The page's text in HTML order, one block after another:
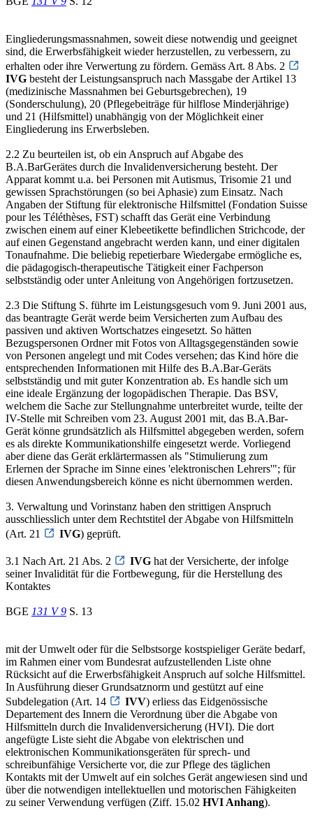
Eingliederungsmassnahmen, soweit diese notwendig und geeignet
sind, die Erwerbsfähigkeit wieder herzustellen, zu verbessern, zu
erhalten oder ihre Verwertung zu fördern. Gemäss Art. 8 Abs. 2
IVG besteht der Leistungsanspruch nach Massgabe der Artikel 13
(medizinische Massnahmen bei Geburtsgebrechen), 19
(Sonderschulung), 20 (Pflegebeiträge für hilflose Minderjährige)
und 21 (Hilfsmittel) unabhängig von der Möglichkeit einer
Eingliederung ins Erwerbsleben.
2.2 Zu beurteilen ist, ob ein Anspruch auf Abgabe des
B.A.BarGerätes durch die Invalidenversicherung besteht. Der
Apparat kommt u.a. bei Personen mit Autismus, Trisomie 21 und
gewissen Sprachstörungen (so bei Aphasie) zum Einsatz. Nach
Angaben der Stiftung für elektronische Hilfsmittel (Fondation Suisse
pour les Téléthèses, FST) schafft das Gerät eine Verbindung
zwischen einem auf einer Klebeetikette befindlichen Strichcode, der
auf einen Gegenstand angebracht werden kann, und einer digitalen
Tonaufnahme. Die beliebig repetierbare Wiedergabe ermögliche es,
die pädagogisch-therapeutische Tätigkeit einer Fachperson
selbstständig oder unter Anleitung von Angehörigen fortzusetzen.
2.3 Die Stiftung S. führte im Leistungsgesuch vom 9. Juni 2001 aus,
das beantragte Gerät werde beim Versicherten zum Aufbau des
passiven und aktiven Wortschatzes eingesetzt. So hätten
Bezugspersonen Ordner mit Fotos von Alltagsgegenständen sowie
von Personen angelegt und mit Codes versehen; das Kind höre die
entsprechenden Informationen mit Hilfe des B.A.Bar-Geräts
selbstständig und mit guter Konzentration ab. Es handle sich um
eine ideale Ergänzung der logopädischen Therapie. Das BSV,
welchem die Sache zur Stellungnahme unterbreitet wurde, teilte der
IV-Stelle mit Schreiben vom 23. August 2001 mit, das B.A.Bar-
Gerät könne grundsätzlich als Hilfsmittel abgegeben werden, sofern
es als direkte Kommunikationshilfe eingesetzt werde. Vorliegend
aber diene das Gerät erklärtermassen als "Stimulierung zum
Erlernen der Sprache im Sinne eines 'elektronischen Lehrers'"; für
diesen Anwendungsbereich könne es nicht übernommen werden.
3. Verwaltung und Vorinstanz haben den strittigen Anspruch
ausschliesslich unter dem Rechtstitel der Abgabe von Hilfsmitteln
(Art. 21
IVG) geprüft.
3.1 Nach Art. 21 Abs. 2 IVG hat der Versicherte, der infolge
seiner Invalidität für die Fortbewegung, für die Herstellung des
Kontaktes
BGE 131 V 9 S. 13
mit der Umwelt oder für die Selbstsorge kostspieliger Geräte bedarf,
im Rahmen einer vom Bundesrat aufzustellenden Liste ohne
Rücksicht auf die Erwerbsfähigkeit Anspruch auf solche Hilfsmittel.
In Ausführung dieser Grundsatznorm und gestützt auf eine
Subdelegation (Art. 14
IVV) erliess das Eidgenössische
Departement des Innern die Verordnung über die Abgabe von
Hilfsmitteln durch die Invalidenversicherung (HVI). Die dort
angefügte Liste sieht die Abgabe von elektrischen und
elektronischen Kommunikationsgeräten für sprech- und
schreibunfähige Versicherte vor, die zur Pflege des täglichen
Kontakts mit der Umwelt auf ein solches Gerät angewiesen sind und
über die notwendigen intellektuellen und motorischen Fähigkeiten
zu seiner Verwendung verfügen (Ziff. 15.02 HVI Anhang).